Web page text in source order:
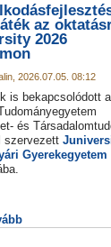
az
2026
2026.07.05. 08:12
is bekapcsolódott a
és
szervezett
Gyerekegyetem